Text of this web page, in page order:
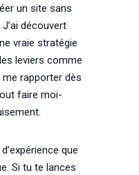
un site sans
découvert
vraie stratégie
leviers comme
me rapporter dès
faire moi-
que
Si tu te lances